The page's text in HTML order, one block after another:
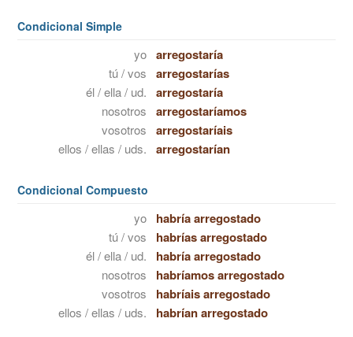
Condicional Simple
yo arregostaría
tú / vos arregostarías
él / ella / ud. arregostaría
nosotros arregostaríamos
vosotros arregostaríais
ellos / ellas / uds. arregostarían
Condicional Compuesto
yo habría arregostado
tú / vos habrías arregostado
él / ella / ud. habría arregostado
nosotros habríamos arregostado
vosotros habríais arregostado
ellos / ellas / uds. habrían arregostado